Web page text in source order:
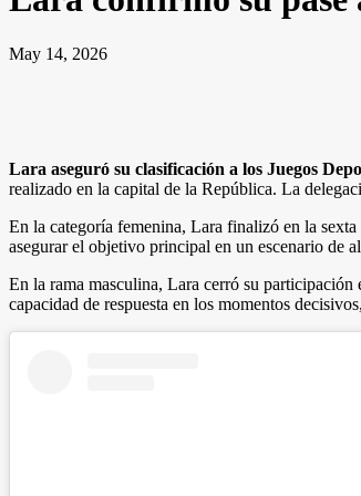
May 14, 2026
Lara aseguró su clasificación a los Juegos
realizado en la capital de la República. La
En la categoría femenina, Lara finalizó en la
asegurar el objetivo principal en un escenario de
En la rama masculina, Lara cerró su
capacidad de respuesta en los momentos